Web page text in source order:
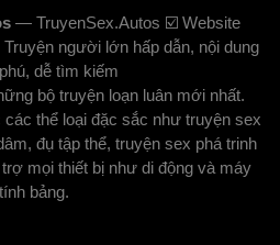
— TruyenSex.Autos ☑️ Website
người lớn hấp dẫn, nội dung
dễ tìm kiếm
bộ truyện loạn luân mới nhất.
thể loại đặc sắc như truyện sex
đụ tập thể, truyện sex phá trinh
mọi thiết bị như di động và máy
tính bảng.